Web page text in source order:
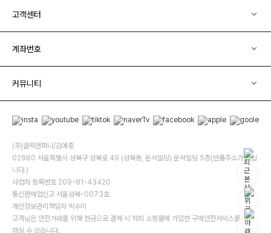
고객센터
계좌번호
커뮤니티
(주)클릭앤퍼니/김예중
02880 서울특별시 성북구 성북로 49 (성북동, 운석빌딩) 운석빌딩 5층(반품주소가 아닙
니다.)
사업자 등록번호 209-81-43420
통신판매업신고 서울성북-0073호
개인정보관리책임자 박수미
고객님은 안전거래를 위해 현금으로 결제 시 저희 소핑몰에 가입한 구매안전서비스를 이용
하실 수 있습니다.